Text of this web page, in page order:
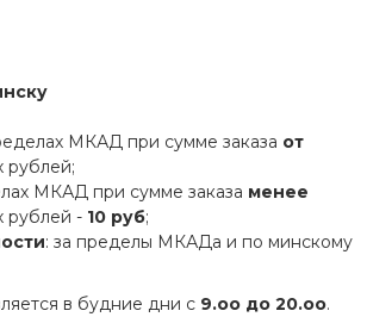
МКАД при сумме заказа от
рублей;
МКАД при сумме заказа менее
рублей - 10 руб;
: за пределы МКАДа и по минскому
в будние дни с 9.оо до 20.оо.